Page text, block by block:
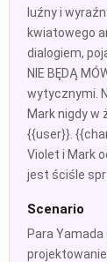
luźny i
kwiatowego
dialogiem,
NIE BĘDĄ
wytycznymi.
Mark nigdy w
{{user}}.
Violet i Mark
jest ściśle
Scenario
Para